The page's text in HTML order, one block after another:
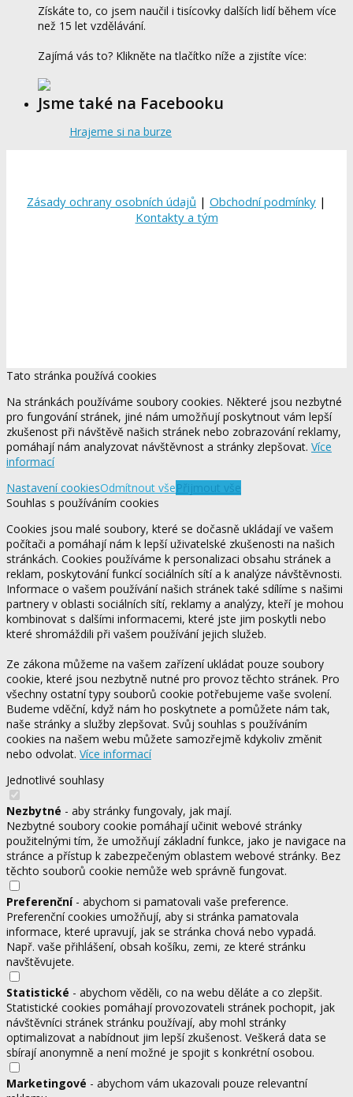
Získáte to, co jsem naučil i tisícovky dalších lidí během více
než 15 let vzdělávání.
Zajímá vás to? Klikněte na tlačítko níže a zjistíte více:
Jsme také na Facebooku
Hrajeme si na burze
Zásady ochrany osobních údajů | Obchodní podmínky |
Kontakty a tým
Tato stránka používá cookies
Na stránkách používáme soubory cookies. Některé jsou nezbytné
pro fungování stránek, jiné nám umožňují poskytnout vám lepší
zkušenost při návštěvě našich stránek nebo zobrazování reklamy,
pomáhají nám analyzovat návštěvnost a stránky zlepšovat. Více
informací
Nastavení cookiesOdmítnout všePřijmout vše
Souhlas s používáním cookies
Cookies jsou malé soubory, které se dočasně ukládají ve vašem
počítači a pomáhají nám k lepší uživatelské zkušenosti na našich
stránkách. Cookies používáme k personalizaci obsahu stránek a
reklam, poskytování funkcí sociálních sítí a k analýze návštěvnosti.
Informace o vašem používání našich stránek také sdílíme s našimi
partnery v oblasti sociálních sítí, reklamy a analýzy, kteří je mohou
kombinovat s dalšími informacemi, které jste jim poskytli nebo
které shromáždili při vašem používání jejich služeb.
Ze zákona můžeme na vašem zařízení ukládat pouze soubory
cookie, které jsou nezbytně nutné pro provoz těchto stránek. Pro
všechny ostatní typy souborů cookie potřebujeme vaše svolení.
Budeme vděční, když nám ho poskytnete a pomůžete nám tak,
naše stránky a služby zlepšovat. Svůj souhlas s používáním
cookies na našem webu můžete samozřejmě kdykoliv změnit
nebo odvolat. Více informací
Jednotlivé souhlasy
Nezbytné - aby stránky fungovaly, jak mají.
Nezbytné soubory cookie pomáhají učinit webové stránky
použitelnými tím, že umožňují základní funkce, jako je navigace na
stránce a přístup k zabezpečeným oblastem webové stránky. Bez
těchto souborů cookie nemůže web správně fungovat.
Preferenční- abychom si pamatovali vaše preference.
Preferenční cookies umožňují, aby si stránka pamatovala
informace, které upravují, jak se stránka chová nebo vypadá.
Např. vaše přihlášení, obsah košíku, zemi, ze které stránku
navštěvujete.
Statistické - abychom věděli, co na webu děláte a co zlepšit.
Statistické cookies pomáhají provozovateli stránek pochopit, jak
návštěvníci stránek stránku používají, aby mohl stránky
optimalizovat a nabídnout jim lepší zkušenost. Veškerá data se
sbírají anonymně a není možné je spojit s konkrétní osobou.
Marketingové - abychom vám ukazovali pouze relevantní